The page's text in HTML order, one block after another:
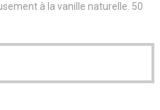
à la vanille naturelle. 50